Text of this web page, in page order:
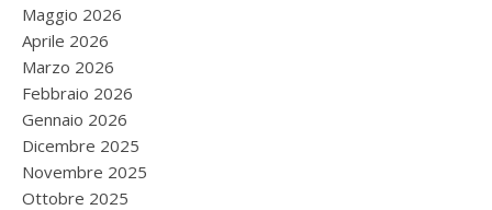
Maggio 2026
Aprile 2026
Marzo 2026
Febbraio 2026
Gennaio 2026
Dicembre 2025
Novembre 2025
Ottobre 2025